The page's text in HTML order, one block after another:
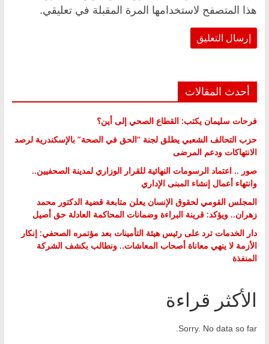
هذا المتصفح لاستخدامها المرة المقبلة في تعليقي.
أحدث المقالات
فرحات سليمان يكتب: القطاع الصحي إلى أين؟
حزب التحالف الشعبي يطلق لجنة “الحق في الصحة” بالإسكندرية لرصد
الانتهاكات ودعم المرضى
صور .. اعتماد الرسومات النهائية للقرار الوزاري لمدينة الصحفيين..
وانتهاء أعمال إنشاء المبنى الإداري
المجلس القومي لحقوق الإنسان يعلن متابعة قضية الدكتور محمد
زهران.. ويؤكد: قرينة البراءة وضمانات المحاكمة العادلة حق أصيل
دار الخدمات ترد على رئيس هيئة التأمينات بعد مؤتمره الصحفي: إنكار
الأزمة لا ينهي معاناة أصحاب المعاشات.. ونطالب بكشف الشركة
المنفذة
الأكثر قراءة
Sorry. No data so far.